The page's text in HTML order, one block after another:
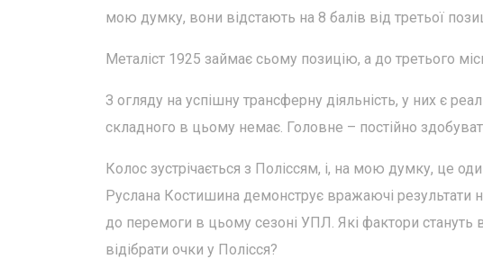
мою думку, вони відстають на 8 балів від третьої
Металіст 1925 займає сьому позицію, а до третього
З огляду на успішну трансферну діяльність, у них є
складного в цьому немає. Головне – постійно
Колос зустрічається з Поліссям, і, на мою думку, це
Руслана Костишина демонструє вражаючі результати
до перемоги в цьому сезоні УПЛ. Які фактори
відібрати очки у Полісся?